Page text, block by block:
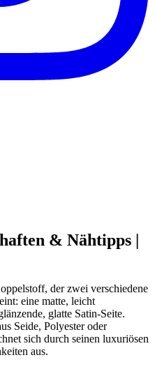
& Nähtipps |
der zwei verschiedene
eine matte, leicht
glatte Satin-Seite.
Seide, Polyester oder
sich durch seinen luxuriösen
aus.